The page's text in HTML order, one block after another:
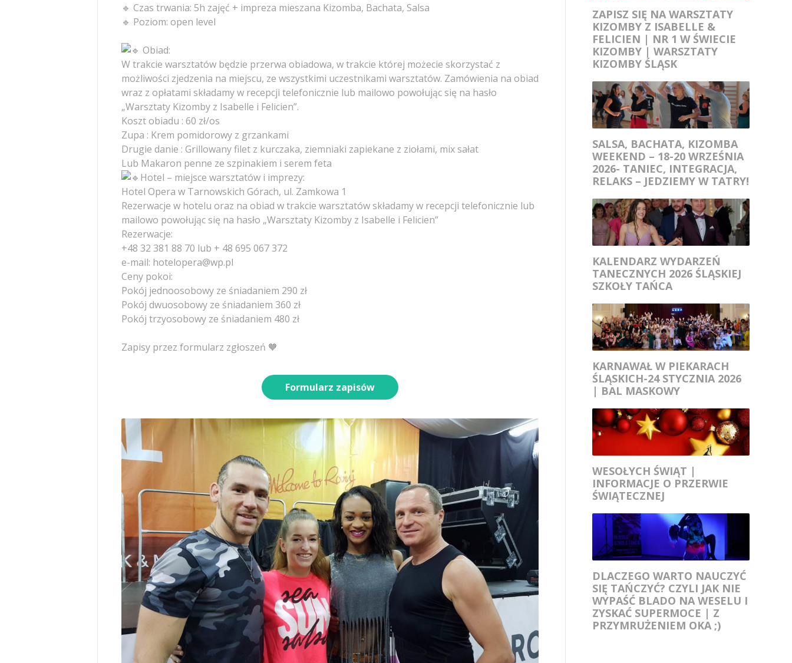
🔹 Czas trwania: 5h zajęć + impreza mieszana Kizomba, Bachata, Salsa
🔹 Poziom: open level
Obiad:
W trakcie warsztatów będzie przerwa obiadowa, w trakcie której możecie skorzystać z
możliwości zjedzenia na miejscu, ze wszystkimi uczestnikami warsztatów. Zamówienia na obiad
wraz z opłatami składamy w recepcji telefonicznie lub mailowo powołując się na hasło
„Warsztaty Kizomby z Isabelle i Felicien”.
Koszt obiadu : 60 zł/os
Zupa : Krem pomidorowy z grzankami
Drugie danie : Grillowany filet z kurczaka, ziemniaki zapiekane z ziołami, mix sałat
Lub Makaron penne ze szpinakiem i serem feta
Hotel – miejsce warsztatów i imprezy:
Hotel Opera w Tarnowskich Górach, ul. Zamkowa 1
Rezerwacje w hotelu oraz na obiad w trakcie warsztatów składamy w recepcji telefonicznie lub
mailowo powołując się na hasło „Warsztaty Kizomby z Isabelle i Felicien”
Rezerwacje:
+48 32 381 88 70 lub + 48 695 067 372
e-mail: hotelopera@wp.pl
Ceny pokoi:
Pokój jednoosobowy ze śniadaniem 290 zł
Pokój dwuosobowy ze śniadaniem 360 zł
Pokój trzyosobowy ze śniadaniem 480 zł
Zapisy przez formularz zgłoszeń 🧡
Formularz zapisów
ZAPISZ SIĘ NA WARSZTATY
KIZOMBY Z ISABELLE &
FELICIEN | NR 1 W ŚWIECIE
KIZOMBY | WARSZTATY
KIZOMBY ŚLĄSK
SALSA, BACHATA, KIZOMBA
WEEKEND – 18-20 WRZEŚNIA
2026- TANIEC, INTEGRACJA,
RELAKS – JEDZIEMY W TATRY!
KALENDARZ WYDARZEŃ
TANECZNYCH 2026 ŚLĄSKIEJ
SZKOŁY TAŃCA
KARNAWAŁ W PIEKARACH
ŚLĄSKICH-24 STYCZNIA 2026
| BAL MASKOWY
WESOŁYCH ŚWIĄT |
INFORMACJE O PRZERWIE
ŚWIĄTECZNEJ
DLACZEGO WARTO NAUCZYĆ
SIĘ TAŃCZYĆ? CZYLI JAK NIE
WYPAŚĆ BLADO NA WESELU I
ZYSKAĆ SUPERMOCE | Z
PRZYMRUŻENIEM OKA ;)